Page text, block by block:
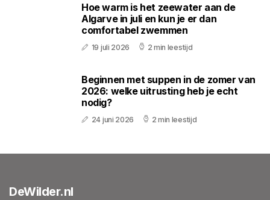
Hoe warm is het zeewater aan de
Algarve in juli en kun je er dan
comfortabel zwemmen
19 juli 2026 2 min leestijd
Beginnen met suppen in de zomer van
2026: welke uitrusting heb je echt
nodig?
24 juni 2026 2 min leestijd
DeWilder.nl